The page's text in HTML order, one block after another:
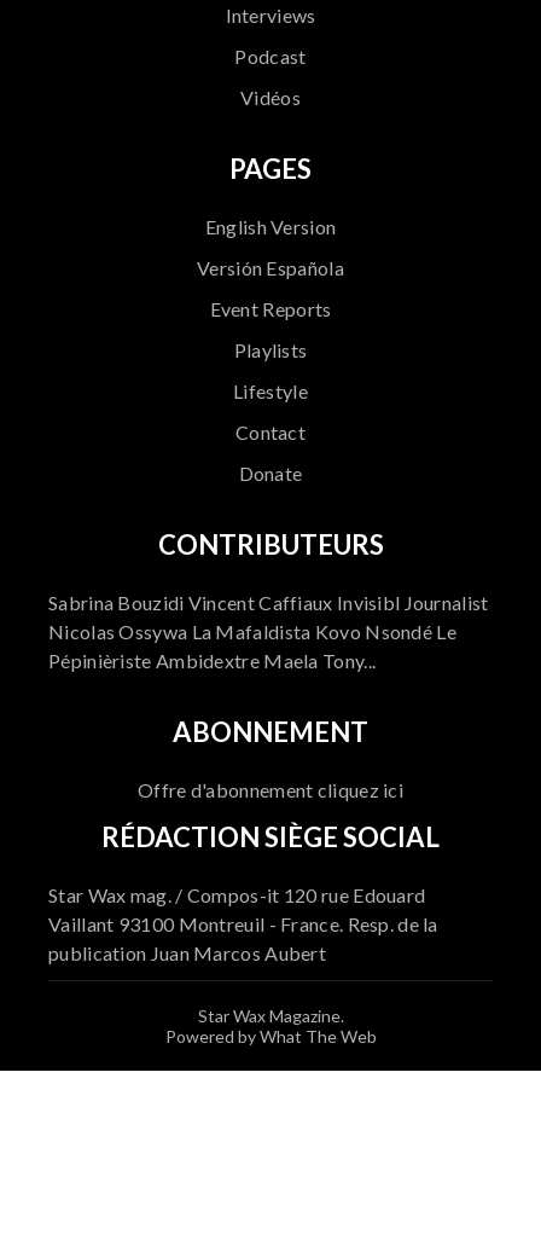
Interviews
Podcast
Vidéos
PAGES
English Version
Versión Española
Event Reports
Playlists
Lifestyle
Contact
Donate
CONTRIBUTEURS
Sabrina Bouzidi Vincent Caffiaux Invisibl Journalist
Nicolas Ossywa La Mafaldista Kovo Nsondé Le
Pépinièriste Ambidextre Maela Tony...
ABONNEMENT
Offre d'abonnement cliquez ici
RÉDACTION SIÈGE SOCIAL
Star Wax mag. / Compos-it 120 rue Edouard
Vaillant 93100 Montreuil - France. Resp. de la
publication Juan Marcos Aubert
Star Wax Magazine.
Powered by What The Web